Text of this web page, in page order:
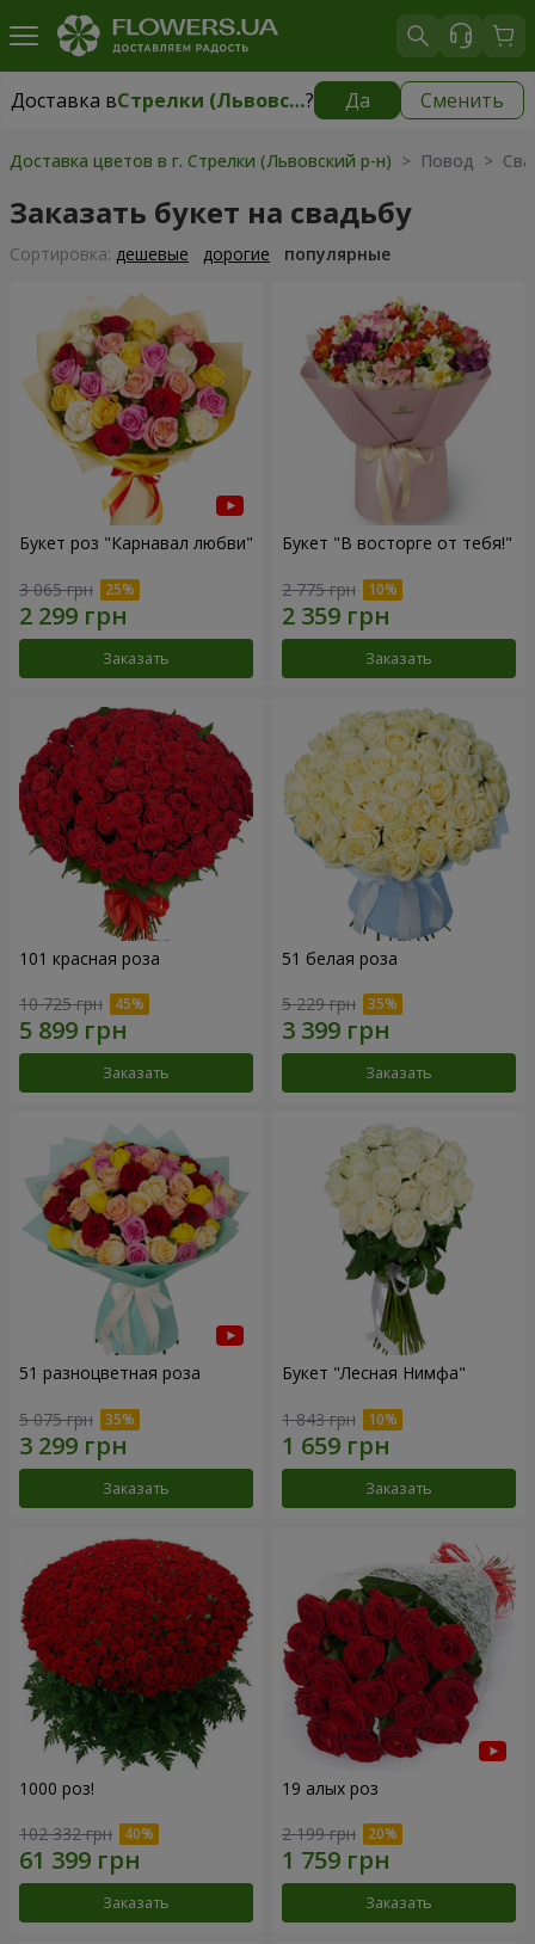
Доставка в Стрелки (Львовский р-н)? Да Сменить
Доставка вСтрелки (Львовский р-н)|бесплатно
Доставка цветов в г. Стрелки (Львовский р-н) > Повод >
Заказать букет на свадьбу
Cортировка: дешевые дорогие популярные
Букет роз "Карнавал любви"
3 065 грн
Заказать
Букет "В восторге от тебя!"
2 775 грн
Заказать
101 красная роза
10 725 грн
Заказать
51 белая роза
5 229 грн
Заказать
51 разноцветная роза
5 075 грн
Заказать
Букет "Лесная Нимфа"
1 843 грн
Заказать
1000 роз!
102 332 грн
Заказать
19 алых роз
2 199 грн
Заказать